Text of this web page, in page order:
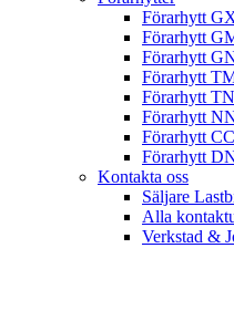
Förarhytt
Förarhytt
Förarhytt
Förarhytt
Förarhytt TN
Förarhytt
Förarhytt CC
Förarhytt
Kontakta oss
Säljare
Alla
Verkstad &